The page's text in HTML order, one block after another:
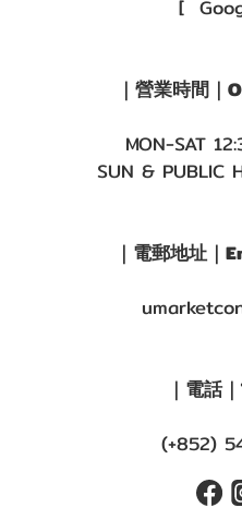
[
｜營業時間｜
MON-SAT
SUN & PUBLIC
｜電郵地址｜
｜電話
(+852)